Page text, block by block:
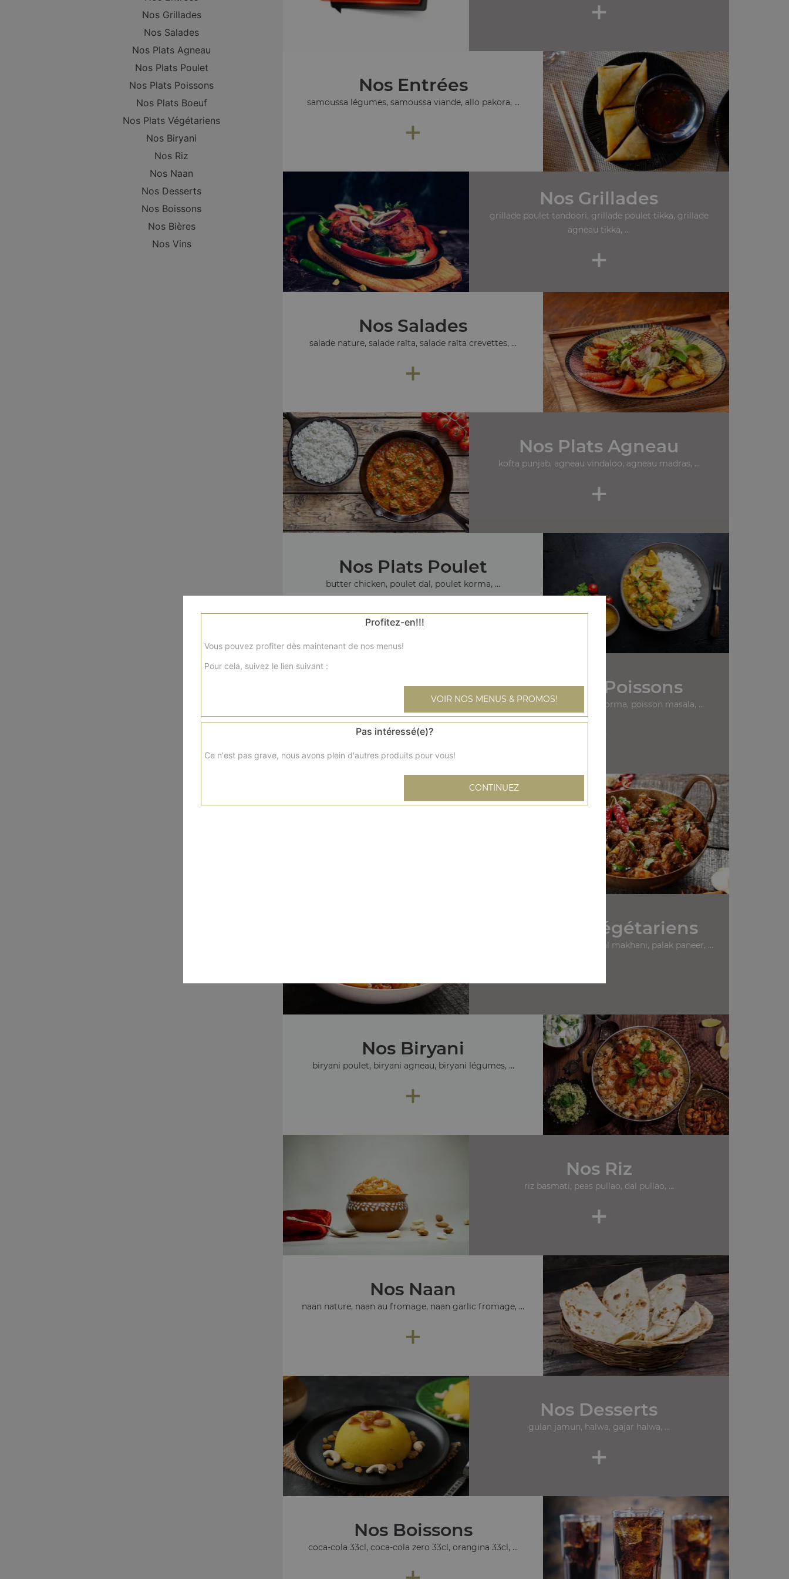
Nos Grillades
Nos Salades
Nos Plats Agneau
Nos Plats Poulet
Nos Plats Poissons
Nos Plats Boeuf
Nos Plats Végétariens
Nos Biryani
Nos Riz
Nos Naan
Nos Desserts
Nos Boissons
Nos Bières
Nos Vins
+
Nos Entrées
samoussa légumes, samoussa viande, allo pakora, ...
+
Nos Grillades
grillade poulet tandoori, grillade poulet tikka, grillade
agneau tikka, ...
+
Nos Salades
salade nature, salade raïta, salade raïta crevettes, ...
+
Nos Plats Agneau
kofta punjab, agneau vindaloo, agneau madras, ...
+
Nos Plats Poulet
butter chicken, poulet dal, poulet korma, ...
+
Nos Plats Poissons
poisson au curry, poisson korma, poisson masala, ...
Nos Plats Boeuf
Nos Plats Végétariens
curry de pommes de terre, dal makhani, palak paneer, ...
Nos Biryani
biryani poulet, biryani agneau, biryani légumes, ...
+
Nos Riz
riz basmati, peas pullao, dal pullao, ...
+
Nos Naan
naan nature, naan au fromage, naan garlic fromage, ...
+
Nos Desserts
gulan jamun, halwa, gajar halwa, ...
+
Nos Boissons
coca-cola 33cl, coca-cola zero 33cl, orangina 33cl, ...
Profitez-en!!!
Vous pouvez profiter dès maintenant de nos menus!
Pour cela, suivez le lien suivant :
VOIR NOS MENUS & PROMOS!
Pas intéressé(e)?
Ce n'est pas grave, nous avons plein d'autres produits pour vous!
CONTINUEZ